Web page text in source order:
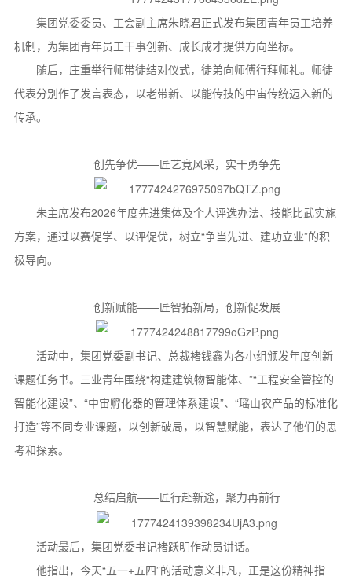
集团党委委员、工会副主席朱晓君正式发布集团青年员工培养
机制，为集团青年员工干事创新、成长成才提供方向坐标。
随后，庄重举行师带徒结对仪式，徒弟向师傅行拜师礼。师徒
代表分别作了发言表态，以老带新、以能传技的中宙传统迈入新的
传承。
创先争优——匠艺竞风采，实干勇争先
朱主席发布2026年度先进集体及个人评选办法、技能比武实施
方案，通过以赛促学、以评促优，树立“争当先进、建功立业”的积
极导向。
创新赋能——匠智拓新局，创新促发展
活动中，集团党委副书记、总裁褚钱鑫为各小组颁发年度创新
课题任务书。三业青年围绕“构建建筑物智能体、”“工程安全管控的
智能化建设”、“中宙孵化器的管理体系建设”、“瑶山农产品的标准化
打造”等不同专业课题，以创新破局，以智慧赋能，表达了他们的思
考和探索。
总结启航——匠行赴新途，聚力再前行
活动最后，集团党委书记褚跃明作动员讲话。
他指出，今天“五一+五四”的活动意义非凡，正是这份精神指